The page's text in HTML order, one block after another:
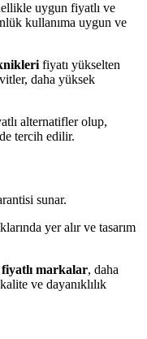
uygun fiyatlı ve
kullanıma uygun ve
fiyatı yükselten
daha yüksek
alternatifler olup,
tercih edilir.
sunar.
yer alır ve tasarım
markalar, daha
ve dayanıklılık